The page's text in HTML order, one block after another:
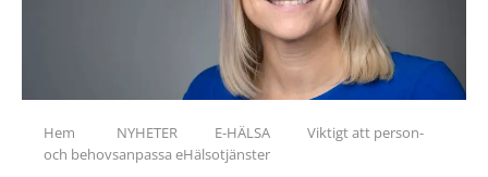
Hem NYHETER E-HÄLSA
Viktigt att person-
och behovsanpassa eHälsotjänster